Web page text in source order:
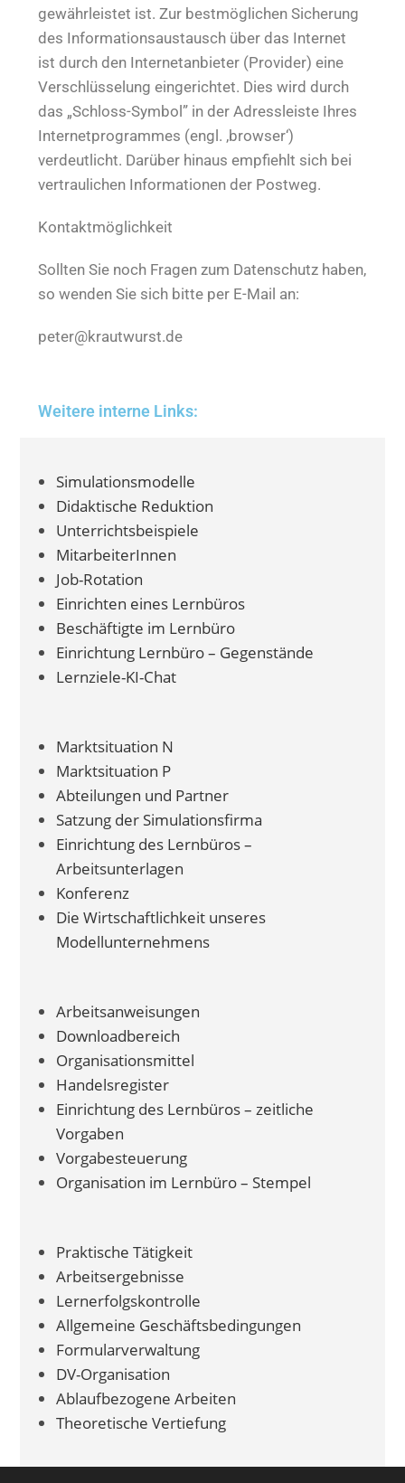
gewährleistet ist. Zur bestmöglichen Sicherung
des Informationsaustausch über das Internet
ist durch den Internetanbieter (Provider) eine
Verschlüsselung eingerichtet. Dies wird durch
das „Schloss-Symbol” in der Adressleiste Ihres
Internetprogrammes (engl. ‚browser‘)
verdeutlicht. Darüber hinaus empfiehlt sich bei
vertraulichen Informationen der Postweg.
Kontaktmöglichkeit
Sollten Sie noch Fragen zum Datenschutz haben,
so wenden Sie sich bitte per E-Mail an:
peter@krautwurst.de
Weitere interne Links:
Simulationsmodelle
Didaktische Reduktion
Unterrichtsbeispiele
MitarbeiterInnen
Job-Rotation
Einrichten eines Lernbüros
Beschäftigte im Lernbüro
Einrichtung Lernbüro – Gegenstände
Lernziele-KI-Chat
Marktsituation N
Marktsituation P
Abteilungen und Partner
Satzung der Simulationsfirma
Einrichtung des Lernbüros –
Arbeitsunterlagen
Konferenz
Die Wirtschaftlichkeit unseres
Modellunternehmens
Arbeitsanweisungen
Downloadbereich
Organisationsmittel
Handelsregister
Einrichtung des Lernbüros – zeitliche
Vorgaben
Vorgabesteuerung
Organisation im Lernbüro – Stempel
Praktische Tätigkeit
Arbeitsergebnisse
Lernerfolgskontrolle
Allgemeine Geschäftsbedingungen
Formularverwaltung
DV-Organisation
Ablaufbezogene Arbeiten
Theoretische Vertiefung